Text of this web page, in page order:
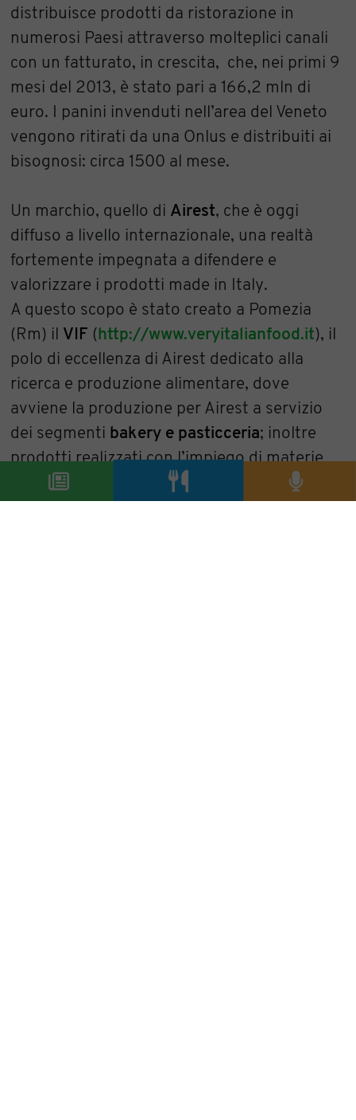
distribuisce prodotti da ristorazione in
numerosi Paesi attraverso molteplici canali
con un fatturato, in crescita, che, nei primi 9
mesi del 2013, è stato pari a 166,2 mln di
euro. I panini invenduti nell’area del Veneto
vengono ritirati da una Onlus e distribuiti ai
bisognosi: circa 1500 al mese.
Un marchio, quello di Airest, che è oggi
diffuso a livello internazionale, una realtà
fortemente impegnata a difendere e
valorizzare i prodotti made in Italy.
A questo scopo è stato creato a Pomezia
(Rm) il VIF ( http://www.veryitalianfood.it), il
polo di eccellenza di Airest dedicato alla
ricerca e produzione alimentare, dove
avviene la produzione per Airest a servizio
dei segmenti bakery e pasticceria; inoltre
prodotti realizzati con l’impiego di materie
prime a km zero e provenienti da aziende